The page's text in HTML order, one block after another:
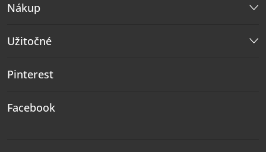
Nákup
Užitočné
Pinterest
Facebook